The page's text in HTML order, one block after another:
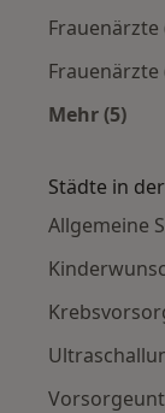
Mehr (5)
Städte in
Allgemeine